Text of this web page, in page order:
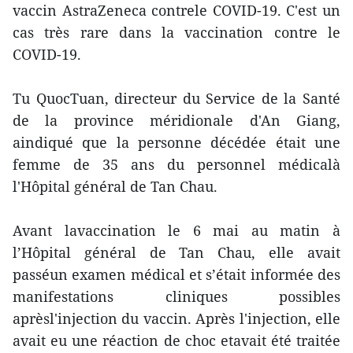
vaccin AstraZeneca contrele COVID-19. C'est un
cas très rare dans la vaccination contre le
COVID-19.
Tu QuocTuan, directeur du Service de la Santé
de la province méridionale d'An Giang,
aindiqué que la personne décédée était une
femme de 35 ans du personnel médicalà
l'Hôpital général de Tan Chau.
Avant lavaccination le 6 mai au matin à
l’Hôpital général de Tan Chau, elle avait
passéun examen médical et s’était informée des
manifestations cliniques possibles
aprèsl'injection du vaccin. Après l'injection, elle
avait eu une réaction de choc etavait été traitée